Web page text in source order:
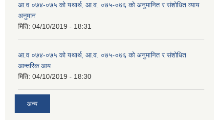
आ.व ०७४-०७५ को यथार्थ, आ.व. ०७५-०७६ को अनुमानित र संशोधित व्याय
अनुमान
मिति: 04/10/2019 - 18:31
आ.व ०७४-०७५ को यथार्थ, आ.व. ०७५-०७६ को अनुमानित र संशोधित
आन्तरिक आय
मिति: 04/10/2019 - 18:30
अन्य